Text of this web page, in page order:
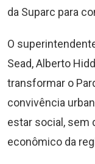
da Suparc para
O
Sead, Alberto
transformar o
convivência
estar social, sem
econômico da